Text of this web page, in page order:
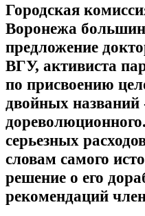
Городская
Воронежа
предложение
ВГУ, активиста
по присвоению
двойных названий
серьезных
словам самого
решение о его
рекомендаций